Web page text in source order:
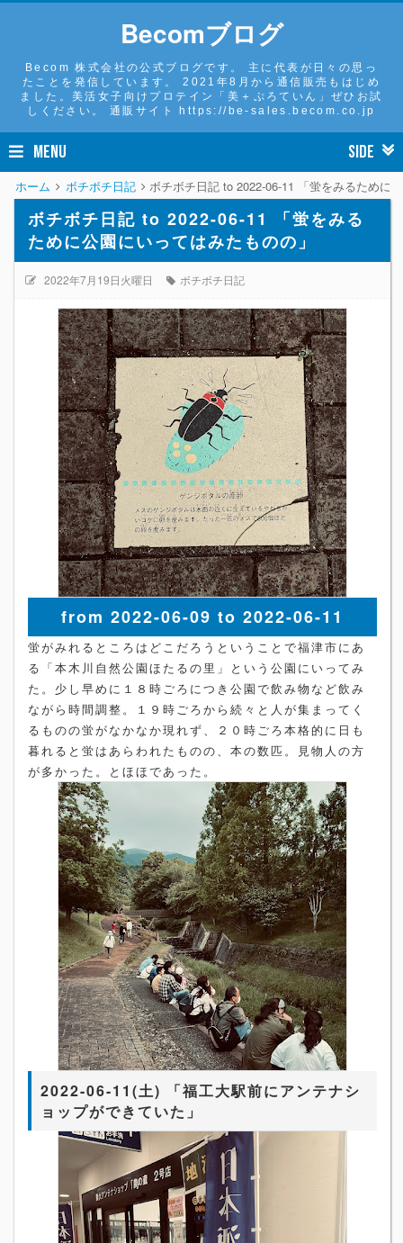
Becomブログ
Becom 株式会社の公式ブログです。 主に代表が日々の思っ
たことを発信しています。 2021年8月から通信販売もはじめ
ました。美活女子向けプロテイン「美＋ぷろていん」ぜひお試
しください。 通販サイト https://be-sales.becom.co.jp
MENU SIDE
ホーム ボチボチ日記 ボチボチ日記 to 2022-06-11 「蛍をみるために
ボチボチ日記 to 2022-06-11 「蛍をみる
ために公園にいってはみたものの」
2022年7月19日火曜日 ボチボチ日記
from 2022-06-09 to 2022-06-11
蛍がみれるところはどこだろうということで福津市にあ
る「本木川自然公園ほたるの里」という公園にいってみ
た。少し早めに１８時ごろにつき公園で飲み物など飲み
ながら時間調整。１９時ごろから続々と人が集まってく
るものの蛍がなかなか現れず、２０時ごろ本格的に日も
暮れると蛍はあらわれたものの、本の数匹。見物人の方
が多かった。とほほであった。
2022-06-11(土) 「福工大駅前にアンテナシ
ョップができていた」